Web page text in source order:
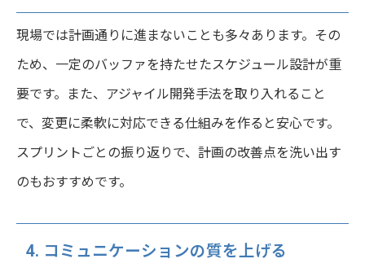
現場では計画通りに進まないことも多々あります。その
ため、一定のバッファを持たせたスケジュール設計が重
要です。また、アジャイル開発手法を取り入れること
で、変更に柔軟に対応できる仕組みを作ると安心です。
スプリントごとの振り返りで、計画の改善点を洗い出す
のもおすすめです。
4. コミュニケーションの質を上げる